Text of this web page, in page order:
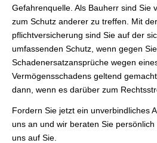
Gefahrenquelle. Als Bauherr sind Sie
zum Schutz anderer zu treffen. Mit
pflichtversicherung sind Sie auf der
umfassenden Schutz, wenn gegen Sie
Schadenersatzansprüche wegen
Vermögensschadens geltend
dann, wenn es darüber zum
Fordern Sie jetzt ein unverbindliches
uns an und wir beraten Sie
uns auf Sie.